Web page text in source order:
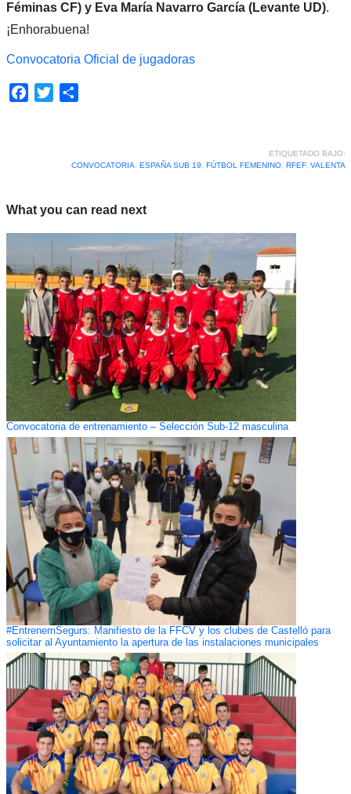
Féminas CF) y Eva María Navarro García (Levante UD).
¡Enhorabuena!
Convocatoria Oficial de jugadoras
Facebook
Twitter
ETIQUETADO BAJO:
CONVOCATORIA, ESPAÑA SUB 19, FÚTBOL FEMENINO, RFEF, VALENTA
What you can read next
Convocatoria de entrenamiento – Selección Sub-12 masculina
#EntrenemSegurs: Manifiesto de la FFCV y los clubes de Castelló para
solicitar al Ayuntamiento la apertura de las instalaciones municipales